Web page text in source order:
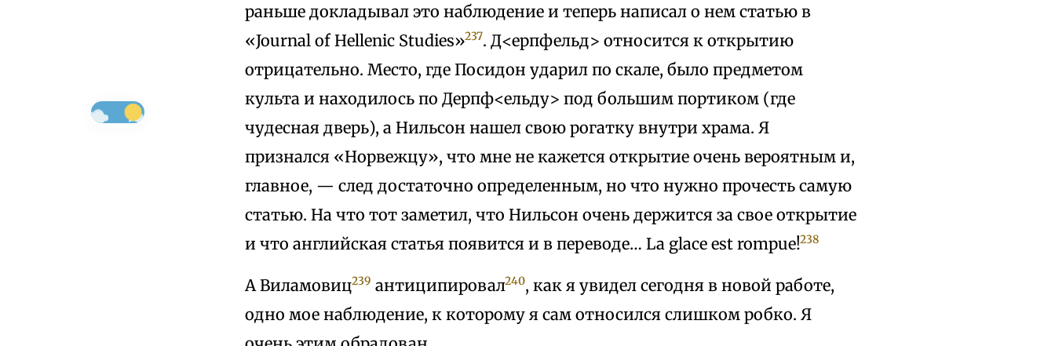
раньше докладывал это наблюдение и теперь написал о нем статью в
«Journal of Hellenic Studies»237. Д<ерпфельд> относится к открытию
отрицательно. Место, где Посидон ударил по скале, было предметом
культа и находилось по Дерпф<ельду> под большим портиком (где
чудесная дверь), а Нильсон нашел свою рогатку внутри храма. Я
признался «Норвежцу», что мне не кажется открытие очень вероятным и,
главное, — след достаточно определенным, но что нужно прочесть самую
статью. На что тот заметил, что Нильсон очень держится за свое открытие
и что английская статья появится и в переводе… La glace est rompue!238
A Виламовиц239 антиципировал240, как я увидел сегодня в новой работе,
одно мое наблюдение, к которому я сам относился слишком робко. Я